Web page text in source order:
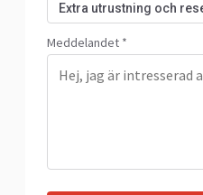
Extra utrustning och
Meddelandet *